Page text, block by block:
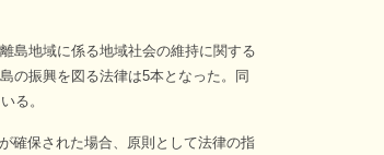
島地域に係る地域社会の維持に関する
の振興を図る法律は5本となった。同
る。
確保された場合、原則として法律の指